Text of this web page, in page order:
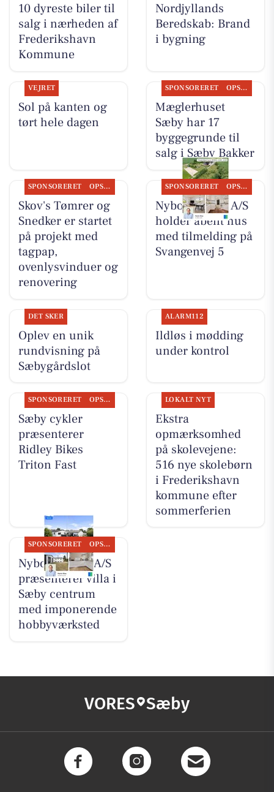
10 dyreste biler til
salg i nærheden af
Frederikshavn
Kommune
Nordjyllands
Beredskab: Brand
i bygning
VEJRET
Sol på kanten og
tørt hele dagen
SPONSORERET OPSLAGSTAVLEN
Mæglerhuset
Sæby har 17
byggegrunde til
salg i Sæby Bakker
SPONSORERET OPSLAGSTAVLEN
Skov's Tømrer og
Snedker er startet
på projekt med
tagpap,
ovenlysvinduer og
renovering
SPONSORERET OPSLAGSTAVLEN
Nybolig Sæby A/S
holder åbent hus
med tilmelding på
Svangenvej 5
DET SKER
Oplev en unik
rundvisning på
Sæbygårdslot
ALARM112
Ildløs i mødding
under kontrol
SPONSORERET OPSLAGSTAVLEN
Sæby cykler
præsenterer
Ridley Bikes
Triton Fast
LOKALT NYT
Ekstra
opmærksomhed
på skolevejene:
516 nye skolebørn
i Frederikshavn
kommune efter
sommerferien
SPONSORERET OPSLAGSTAVLEN
Nybolig Sæby A/S
præsenterer villa i
Sæby centrum
med imponerende
hobbyværksted
VORES Sæby